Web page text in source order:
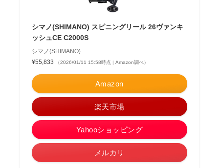
シマノ(SHIMANO) スピニングリール 26ヴァンキ
ッシュCE C2000S
シマノ(SHIMANO)
¥55,833
（2026/01/11 15:58時点 | Amazon調べ）
Amazon
楽天市場
Yahooショッピング
メルカリ